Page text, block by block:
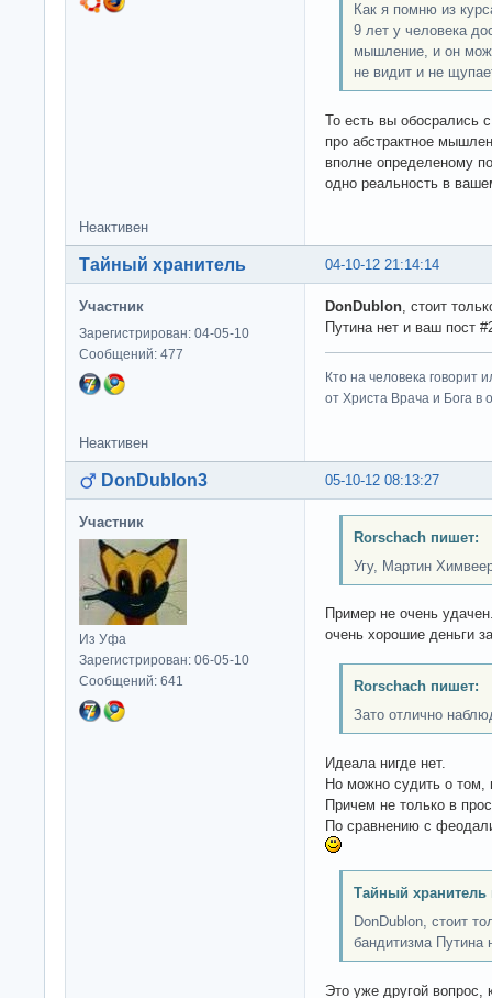
Как я помню из
9 лет у человека
мышление, и он
не видит и не
То есть вы обосрались
про абстрактное
вполне определеному
одно реальность в
Неактивен
04-10-12 21:14:14
Тайный хранитель
Участник
Зарегистрирован: 04-05-10
Сообщений: 477
DonDublon, стоит
Путина нет и ваш пост
Кто на человека говорит
от Христа Врача и Бога в
Неактивен
05-10-12 08:13:27
DonDublon3
Участник
Из Уфа
Зарегистрирован: 06-05-10
Сообщений: 641
Rorschach пишет:
Угу, Мартин
Пример не очень
очень хорошие деньги
Rorschach пишет:
Зато отлично
Идеала нигде нет.
Но можно судить о том,
Причем не только в
По сравнению с
Тайный хранитель
DonDublon, стоит
бандитизма Путина
Это уже другой